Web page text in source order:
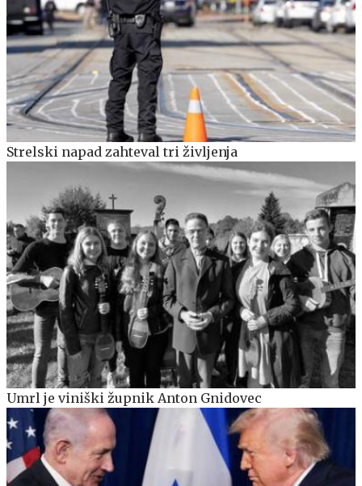
Strelski napad zahteval tri življenja
Umrl je viniški župnik Anton Gnidovec